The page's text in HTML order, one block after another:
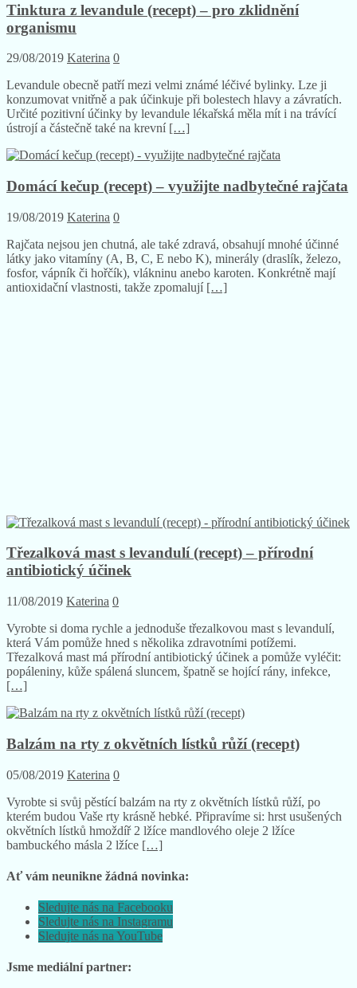
Tinktura z levandule (recept) – pro zklidnění
organismu
29/08/2019 Katerina 0
Levandule obecně patří mezi velmi známé léčivé bylinky. Lze ji
konzumovat vnitřně a pak účinkuje při bolestech hlavy a závratích.
Určité pozitivní účinky by levandule lékařská měla mít i na trávící
ústrojí a částečně také na krevní […]
Domácí kečup (recept) – využijte nadbytečné rajčata
19/08/2019 Katerina 0
Rajčata nejsou jen chutná, ale také zdravá, obsahují mnohé účinné
látky jako vitamíny (A, B, C, E nebo K), minerály (draslík, železo,
fosfor, vápník či hořčík), vlákninu anebo karoten. Konkrétně mají
antioxidační vlastnosti, takže zpomalují […]
Třezalková mast s levandulí (recept) – přírodní
antibiotický účinek
11/08/2019 Katerina 0
Vyrobte si doma rychle a jednoduše třezalkovou mast s levandulí,
která Vám pomůže hned s několika zdravotními potížemi.
Třezalková mast má přírodní antibiotický účinek a pomůže vyléčit:
popáleniny, kůže spálená sluncem, špatně se hojící rány, infekce,
[…]
Balzám na rty z okvětních lístků růží (recept)
05/08/2019 Katerina 0
Vyrobte si svůj pěstící balzám na rty z okvětních lístků růží, po
kterém budou Vaše rty krásně hebké. Připravíme si: hrst usušených
okvětních lístků hmoždíř 2 lžíce mandlového oleje 2 lžíce
bambuckého másla 2 lžíce […]
Ať vám neunikne žádná novinka:
Sledujte nás na Facebooku
Sledujte nás na Instagramu
Sledujte nás na YouTube
Jsme mediální partner: